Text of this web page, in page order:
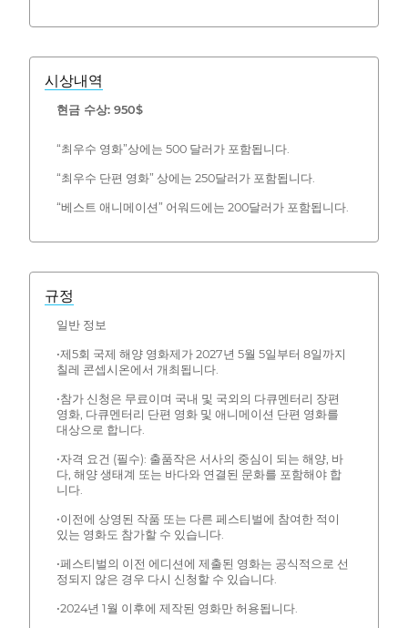
시상내역
현금 수상: 950$
“최우수 영화”상에는 500 달러가 포함됩니다.
“최우수 단편 영화” 상에는 250달러가 포함됩니다.
“베스트 애니메이션” 어워드에는 200달러가 포함됩니다.
규정
일반 정보
•제5회 국제 해양 영화제가 2027년 5월 5일부터 8일까지
칠레 콘셉시온에서 개최됩니다.
•참가 신청은 무료이며 국내 및 국외의 다큐멘터리 장편
영화, 다큐멘터리 단편 영화 및 애니메이션 단편 영화를
대상으로 합니다.
•자격 요건 (필수): 출품작은 서사의 중심이 되는 해양, 바
다, 해양 생태계 또는 바다와 연결된 문화를 포함해야 합
니다.
•이전에 상영된 작품 또는 다른 페스티벌에 참여한 적이
있는 영화도 참가할 수 있습니다.
•페스티벌의 이전 에디션에 제출된 영화는 공식적으로 선
정되지 않은 경우 다시 신청할 수 있습니다.
•2024년 1월 이후에 제작된 영화만 허용됩니다.